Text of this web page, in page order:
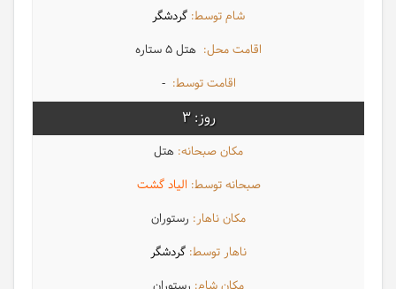
گردشگر
هتل 5 ستاره
-
3
هتل
الیاد گشت
رستوران
گردشگر